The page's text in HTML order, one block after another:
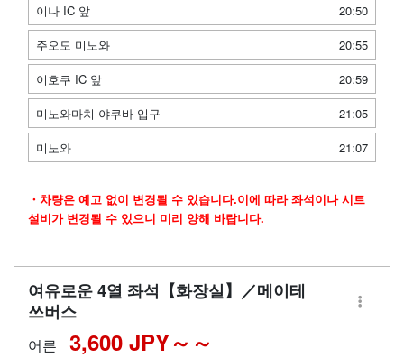
이나 IC 앞
20:50
주오도 미노와
20:55
이호쿠 IC 앞
20:59
미노와마치 야쿠바 입구
21:05
미노와
21:07
・차량은 예고 없이 변경될 수 있습니다.이에 따라 좌석이나 시트
설비가 변경될 수 있으니 미리 양해 바랍니다.
여유로운 4열 좌석【화장실】／메이테
쓰버스
어른 3,600 JPY～